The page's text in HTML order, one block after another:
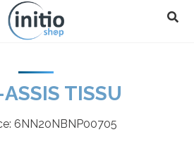
TISSU
6NN20NBNP00705